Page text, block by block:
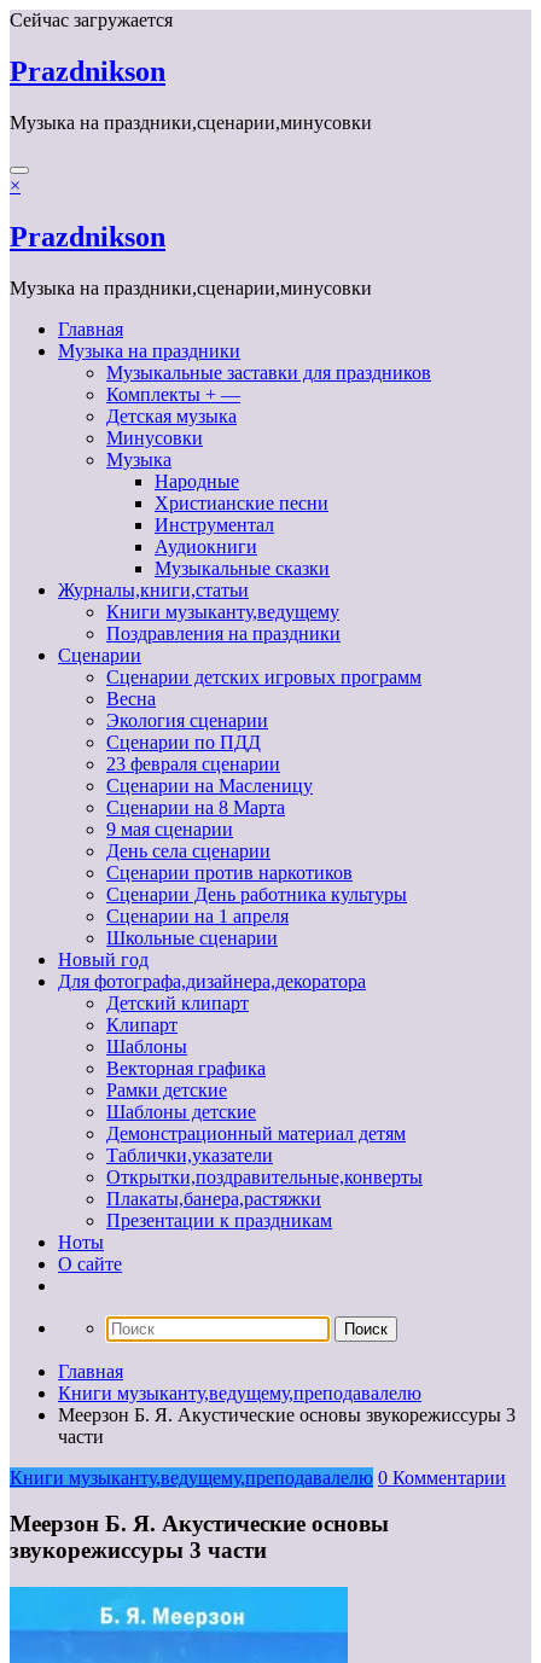
Перейти
содержимому
Сейчас загружается
Prazdnikson
Музыка на праздники,сценарии,минусовки
×
Prazdnikson
Музыка на праздники,сценарии,минусовки
Главная
Музыка на праздники
Музыкальные заставки для праздников
Комплекты + —
Детская музыка
Минусовки
Музыка
Народные
Христианские песни
Инструментал
Аудиокниги
Музыкальные сказки
Журналы,книги,статьи
Книги музыканту,ведущему
Поздравления на праздники
Сценарии
Сценарии детских игровых программ
Весна
Экология сценарии
Сценарии по ПДД
23 февраля сценарии
Сценарии на Масленицу
Сценарии на 8 Марта
9 мая сценарии
День села сценарии
Сценарии против наркотиков
Сценарии День работника культуры
Сценарии на 1 апреля
Школьные сценарии
Новый год
Для фотографа,дизайнера,декоратора
Детский клипарт
Клипарт
Шаблоны
Векторная графика
Рамки детские
Шаблоны детские
Демонстрационный материал детям
Таблички,указатели
Открытки,поздравительные,конверты
Плакаты,банера,растяжки
Презентации к праздникам
Ноты
О сайте
Главная
Книги музыканту,ведущему,преподавалелю
Меерзон Б. Я. Акустические основы звукорежиссуры 3
части
Книги музыканту,ведущему,преподавалелю 0 Комментарии
Меерзон Б. Я. Акустические основы
звукорежиссуры 3 части